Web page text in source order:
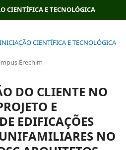
CIENTÍFICA E TECNOLÓGICA
CIENTÍFICA E TECNOLÓGICA
Erechim
DO CLIENTE NO
E
EDIFICAÇÕES
NO